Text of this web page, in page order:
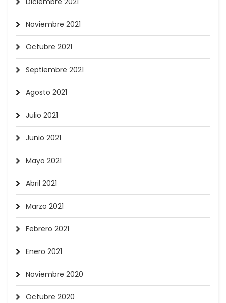
Noviembre 2021
Octubre 2021
Septiembre 2021
Agosto 2021
Julio 2021
Junio 2021
Mayo 2021
Abril 2021
Marzo 2021
Febrero 2021
Enero 2021
Noviembre 2020
Octubre 2020